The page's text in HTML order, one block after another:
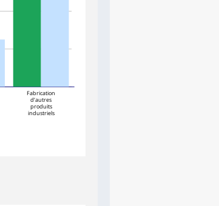
Fabrication
d’autres
produits
industriels